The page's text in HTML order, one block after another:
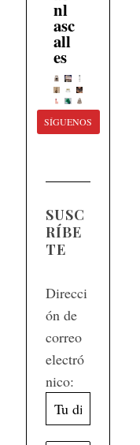
nl
asc
all
es
SÍGUENOS
SUSC
RÍBE
TE
Direcci
ón de
correo
electró
nico: